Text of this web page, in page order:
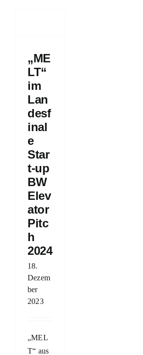
„ME
LT“
im
Lan
desf
inal
e
Star
t-up
BW
Elev
ator
Pitc
h
2024
18.
Dezem
ber
2023
„MEL
T“ aus